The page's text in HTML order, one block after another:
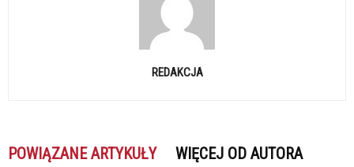
REDAKCJA
POWIĄZANE ARTYKUŁY WIĘCEJ OD AUTORA